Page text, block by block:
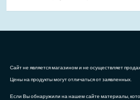
Сайт не является магазином и не осуществляет
Цены на продукты могут отличаться от заявленных.
Если Вы обнаружили на нашем сайте материалы,